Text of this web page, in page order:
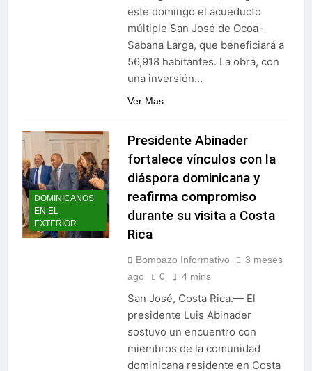
este domingo el acueducto
múltiple San José de Ocoa-
Sabana Larga, que beneficiará a
56,918 habitantes. La obra, con
una inversión…
Ver Mas
DOMINICANOS
EN EL
EXTERIOR
Presidente Abinader
fortalece vínculos con la
diáspora dominicana y
reafirma compromiso
durante su visita a Costa
Rica
Bombazo Informativo
3 meses
ago
0 4 mins
San José, Costa Rica.— El
presidente Luis Abinader
sostuvo un encuentro con
miembros de la comunidad
dominicana residente en Costa